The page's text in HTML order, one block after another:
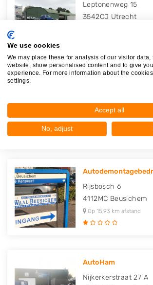
Leptonenweg 15
3542CJ Utrecht
3833AB Leusden
Op 13,84 km afstand
Rijsbosch 6
4112MC Beusichem
Op 15,93 km afstand
AutoHam
Nijkerkerstraat 27 A
We use cookies
We may place these for analysis of our visitor data,
website, show personalised content and to give
experience. For more information about the
settings.
Accept all
No, adjust